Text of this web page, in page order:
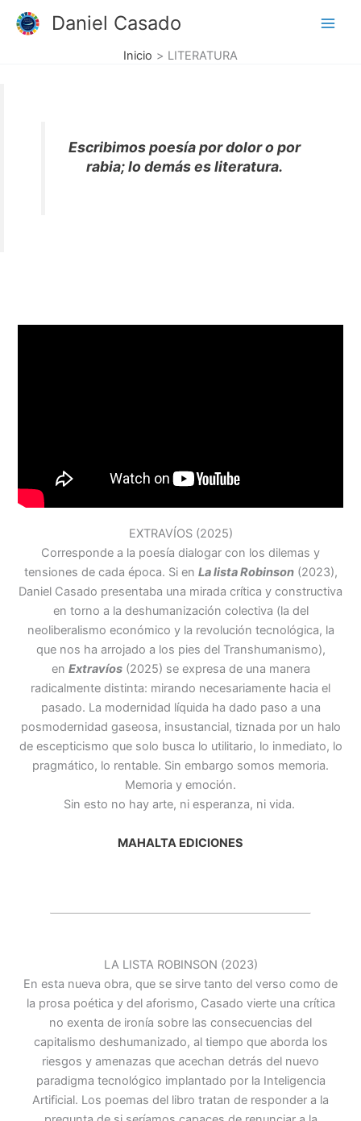
Daniel Casado
Inicio LITERATURA
Escribimos poesía por dolor o por
rabia; lo demás es literatura.
EXTRAVÍOS (2025)
Corresponde a la poesía dialogar con los dilemas y
tensiones de cada época. Si en La lista Robinson (2023),
Daniel Casado presentaba una mirada crítica y constructiva
en torno a la deshumanización colectiva (la del
neoliberalismo económico y la revolución tecnológica, la
que nos ha arrojado a los pies del Transhumanismo),
en Extravíos(2025) se expresa de una manera
radicalmente distinta: mirando necesariamente hacia el
pasado. La modernidad líquida ha dado paso a una
posmodernidad gaseosa, insustancial, tiznada por un halo
de escepticismo que solo busca lo utilitario, lo inmediato, lo
pragmático, lo rentable. Sin embargo somos memoria.
Memoria y emoción.
Sin esto no hay arte, ni esperanza, ni vida.
MAHALTA EDICIONES
LA LISTA ROBINSON (2023)
En esta nueva obra, que se sirve tanto del verso como de
la prosa poética y del aforismo, Casado vierte una crítica
no exenta de ironía sobre las consecuencias del
capitalismo deshumanizado, al tiempo que aborda los
riesgos y amenazas que acechan detrás del nuevo
paradigma tecnológico implantado por la Inteligencia
Artificial. Los poemas del libro tratan de responder a la